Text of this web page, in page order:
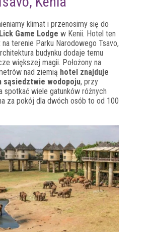
klimat i przenosimy się do
Game Lodge w Kenii. Hotel ten
na terenie Parku Narodowego Tsavo,
budynku dodaje temu
większej magii. Położony na
nad ziemią hotel znajduje
sąsiedztwie wodopoju, przy
spotkać wiele gatunków różnych
za pokój dla dwóch osób to od 100